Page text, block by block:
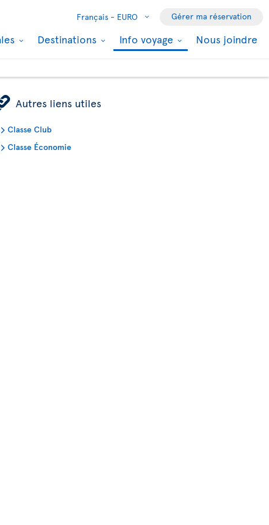
Français - EURO Gérer ma réservation
Destinations Info voyage Nous joindre
Autres liens utiles
Classe Club
Classe Économie